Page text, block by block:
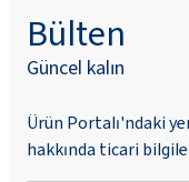
Bülten
Güncel kalın
Ürün Portalı'ndaki
hakkında ticari